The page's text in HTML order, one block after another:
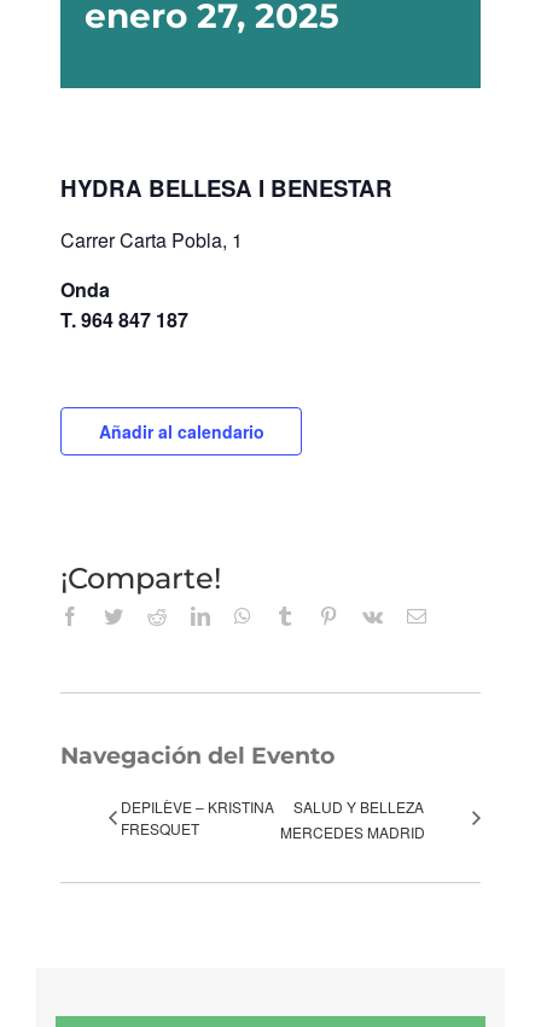
enero 27, 2025
HYDRA BELLESA I BENESTAR
Carrer Carta Pobla, 1
Onda
T. 964 847 187
Añadir al calendario
¡Comparte!
Facebook
TwitterRedditLinkedInWhatsApp
Tumblr Pinterest
Vk
Correo
Navegación del Evento
DEPILÈVE – KRISTINA
FRESQUET
SALUD Y BELLEZA
MERCEDES MADRID